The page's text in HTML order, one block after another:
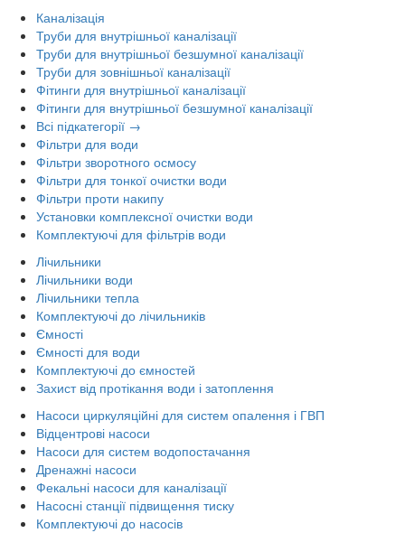
Каналізація
Труби для внутрішньої каналізації
Труби для внутрішньої безшумної каналізації
Труби для зовнішньої каналізації
Фітинги для внутрішньої каналізації
Фітинги для внутрішньої безшумної каналізації
Всі підкатегорії →
Фільтри для води
Фільтри зворотного осмосу
Фільтри для тонкої очистки води
Фільтри проти накипу
Установки комплексної очистки води
Комплектуючі для фільтрів води
Лічильники
Лічильники води
Лічильники тепла
Комплектуючі до лічильників
Ємності
Ємності для води
Комплектуючі до ємностей
Захист від протікання води і затоплення
Насоси циркуляційні для систем опалення і ГВП
Відцентрові насоси
Насоси для систем водопостачання
Дренажні насоси
Фекальні насоси для каналізації
Насосні станції підвищення тиску
Комплектуючі до насосів